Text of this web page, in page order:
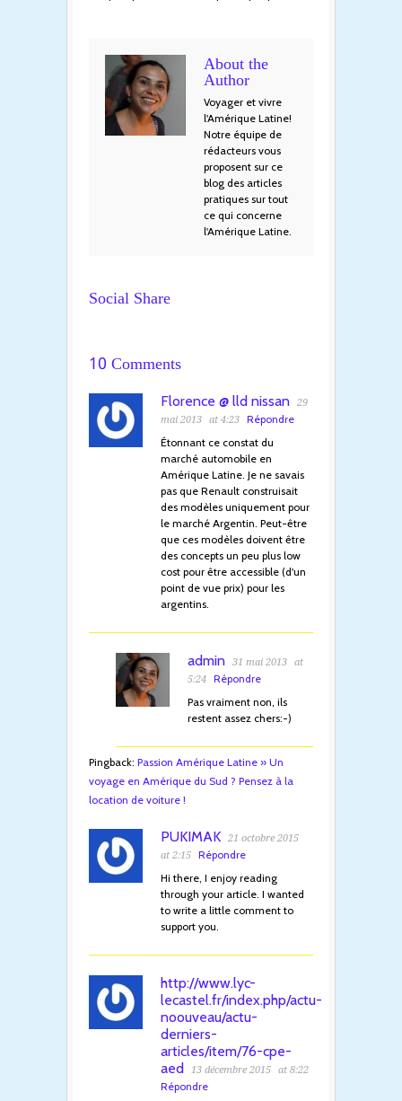
About the
Author
Voyager et vivre
l'Amérique Latine!
Notre équipe de
rédacteurs vous
proposent sur ce
blog des articles
pratiques sur tout
ce qui concerne
l'Amérique Latine.
Social Share
10 Comments
Florence @ lld nissan
29
mai 2013
at 4:23
Répondre
Étonnant ce constat du
marché automobile en
Amérique Latine. Je ne savais
pas que Renault construisait
des modèles uniquement pour
le marché Argentin. Peut-être
que ces modèles doivent être
des concepts un peu plus low
cost pour être accessible (d'un
point de vue prix) pour les
argentins.
admin 31 mai 2013
at
5:24
Répondre
Pas vraiment non, ils
restent assez chers:-)
Pingback: Passion Amérique Latine » Un
voyage en Amérique du Sud ? Pensez à la
location de voiture !
PUKIMAK
21 octobre 2015
at 2:15
Répondre
Hi there, I enjoy reading
through your article. I wanted
to write a little comment to
support you.
http://www.lyc-
lecastel.fr/index.php/actu-
noouveau/actu-
derniers-
articles/item/76-cpe-
aed
13 décembre 2015 at 8:22
Répondre